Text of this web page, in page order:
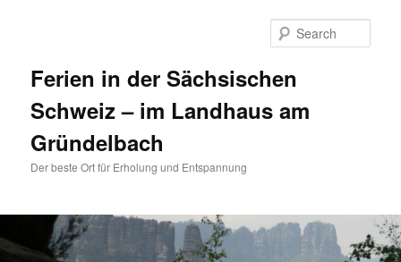
Ferien in der Sächsischen
Schweiz – im Landhaus am
Gründelbach
Der beste Ort für Erholung und Entspannung